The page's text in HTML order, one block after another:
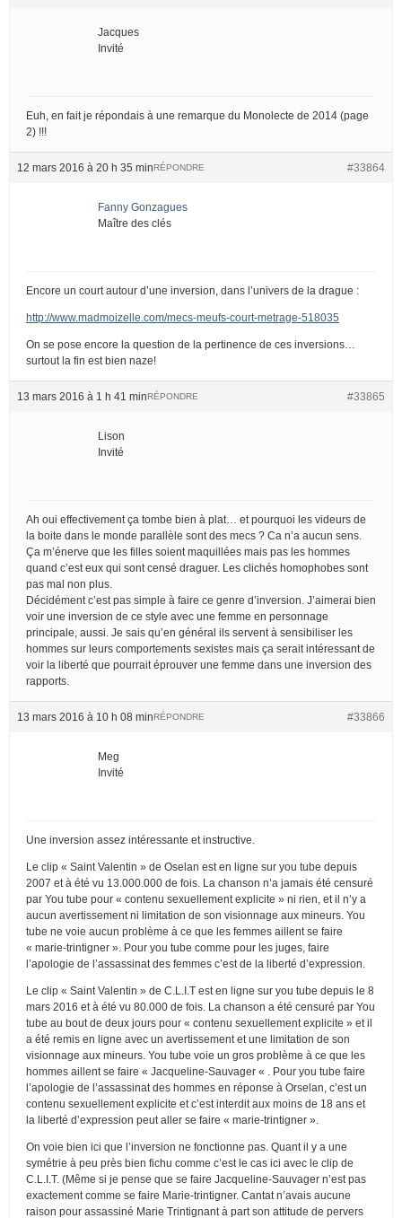
Jacques
Invité
Euh, en fait je répondais à une remarque du Monolecte de 2014 (page
2) !!!
12 mars 2016 à 20 h 35 min #33864
RÉPONDRE
Fanny Gonzagues
Maître des clés
Encore un court autour d’une inversion, dans l’univers de la drague :
http://www.madmoizelle.com/mecs-meufs-court-metrage-518035
On se pose encore la question de la pertinence de ces inversions…
surtout la fin est bien naze!
13 mars 2016 à 1 h 41 min #33865
RÉPONDRE
Lison
Invité
Ah oui effectivement ça tombe bien à plat… et pourquoi les videurs de
la boite dans le monde parallèle sont des mecs ? Ca n’a aucun sens.
Ça m’énerve que les filles soient maquillées mais pas les hommes
quand c’est eux qui sont censé draguer. Les clichés homophobes sont
pas mal non plus.
Décidément c’est pas simple à faire ce genre d’inversion. J’aimerai bien
voir une inversion de ce style avec une femme en personnage
principale, aussi. Je sais qu’en général ils servent à sensibiliser les
hommes sur leurs comportements sexistes mais ça serait intéressant de
voir la liberté que pourrait éprouver une femme dans une inversion des
rapports.
13 mars 2016 à 10 h 08 min #33866
RÉPONDRE
Meg
Invité
Une inversion assez intéressante et instructive.
Le clip « Saint Valentin » de Oselan est en ligne sur you tube depuis
2007 et à été vu 13.000.000 de fois. La chanson n’a jamais été censuré
par You tube pour « contenu sexuellement explicite » ni rien, et il n’y a
aucun avertissement ni limitation de son visionnage aux mineurs. You
tube ne voie aucun problème à ce que les femmes aillent se faire
« marie-trintigner ». Pour you tube comme pour les juges, faire
l’apologie de l’assassinat des femmes c’est de la liberté d’expression.
Le clip « Saint Valentin » de C.L.I.T est en ligne sur you tube depuis le 8
mars 2016 et à été vu 80.000 de fois. La chanson a été censuré par You
tube au bout de deux jours pour « contenu sexuellement explicite » et il
a été remis en ligne avec un avertissement et une limitation de son
visionnage aux mineurs. You tube voie un gros problème à ce que les
hommes aillent se faire « Jacqueline-Sauvager « . Pour you tube faire
l’apologie de l’assassinat des hommes en réponse à Orselan, c’est un
contenu sexuellement explicite et c’est interdit aux moins de 18 ans et
la liberté d’expression peut aller se faire « marie-trintigner ».
On voie bien ici que l’inversion ne fonctionne pas. Quant il y a une
symétrie à peu près bien fichu comme c’est le cas ici avec le clip de
C.L.I.T. (Même si je pense que se faire Jacqueline-Sauvager n’est pas
exactement comme se faire Marie-trintigner. Cantat n’avais aucune
raison pour assassiné Marie Trintignant à part son attitude de pervers